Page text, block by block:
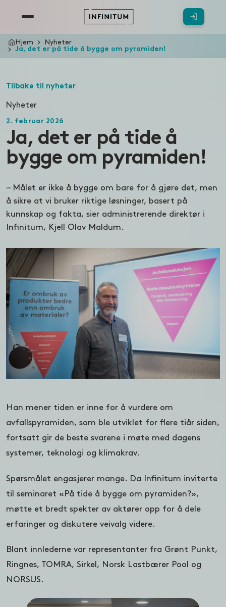
Hjem
Nyheter
Ja, det er på tide å bygge om pyramiden!
Tilbake til nyheter
Nyheter
2. februar 2026
Ja, det er på tide å
bygge om pyramiden!
– Målet er ikke å bygge om bare for å gjøre det, men
å sikre at vi bruker riktige løsninger, basert på
kunnskap og fakta, sier administrerende direktør i
Infinitum, Kjell Olav Maldum.
Han mener tiden er inne for å vurdere om
avfallspyramiden, som ble utviklet for flere tiår siden,
fortsatt gir de beste svarene i møte med dagens
systemer, teknologi og klimakrav.
Spørsmålet engasjerer mange. Da Infinitum inviterte
til seminaret «På tide å bygge om pyramiden?»,
møtte et bredt spekter av aktører opp for å dele
erfaringer og diskutere veivalg videre.
Blant innlederne var representanter fra Grønt Punkt,
Ringnes, TOMRA, Sirkel, Norsk Lastbærer Pool og
NORSUS.